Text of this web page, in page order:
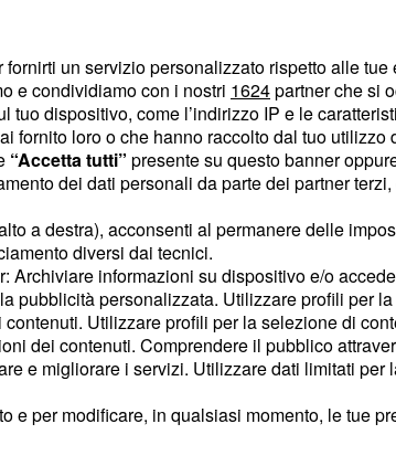
un servizio personalizzato rispetto alle tue
e condividiamo con i nostri 1624partner che si
dispositivo, come l’indirizzo IP e le
fornito loro o che hanno raccolto dal tuo utilizzo
“Accetta tutti” presente su questo banner
dei dati personali da parte dei partner
a destra), acconsenti al permanere delle
diversi dai tecnici.
Archiviare informazioni su dispositivo e/o
pubblicità personalizzata. Utilizzare profili per
Utilizzare profili per la selezione di
dei contenuti. Comprendere il pubblico
e migliorare i servizi. Utilizzare dati limitati per
e per modificare, in qualsiasi momento, le tue